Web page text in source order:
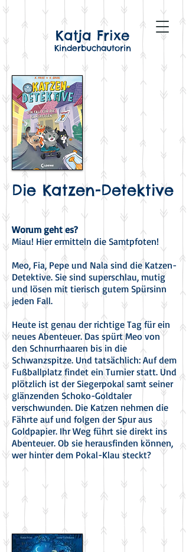
Katja Frixe
Kinderbuchautorin
Die Katzen-Detektive
Worum geht es?
Miau! Hier ermitteln die Samtpfoten!
Meo, Fia, Pepe und Nala sind die Katzen-
Detektive. Sie sind superschlau, mutig
und lösen mit tierisch gutem Spürsinn
jeden Fall.
Heute ist genau der richtige Tag für ein
neues Abenteuer. Das spürt Meo von
den Schnurrhaaren bis in die
Schwanzspitze. Und tatsächlich: Auf dem
Fußballplatz findet ein Turnier statt. Und
plötzlich ist der Siegerpokal samt seiner
glänzenden Schoko-Goldtaler
verschwunden. Die Katzen nehmen die
Fährte auf und folgen der Spur aus
Goldpapier. Ihr Weg führt sie direkt ins
Abenteuer. Ob sie herausfinden können,
wer hinter dem Pokal-Klau steckt?